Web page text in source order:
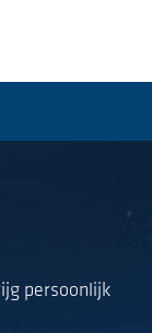
persoonlijk